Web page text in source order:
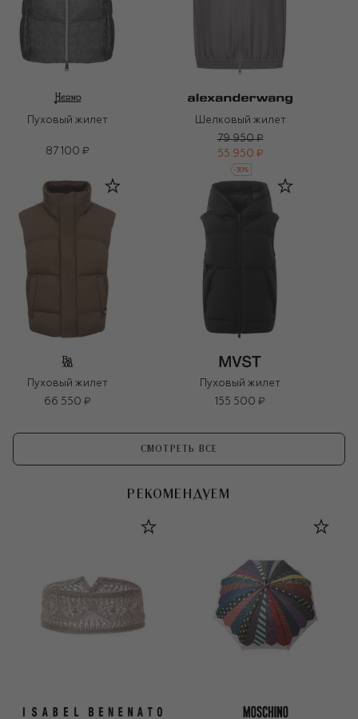
Пуховый жилет
87 100 ₽
Шелковый жилет
79 950 ₽
55 950 ₽
-30%
Пуховый жилет
66 550 ₽
Пуховый жилет
155 500 ₽
СМОТРЕТЬ ВСЕ
РЕКОМЕНДУЕМ